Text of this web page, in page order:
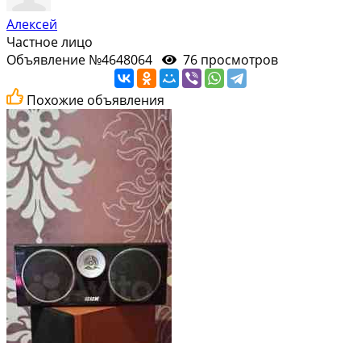
Алексей
Частное лицо
Объявление №4648064
76 просмотров
Похожие объявления